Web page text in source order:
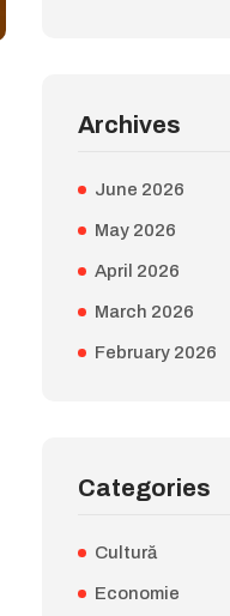
Archives
June 2026
May 2026
April 2026
March 2026
February 2026
Categories
Cultură
Economie